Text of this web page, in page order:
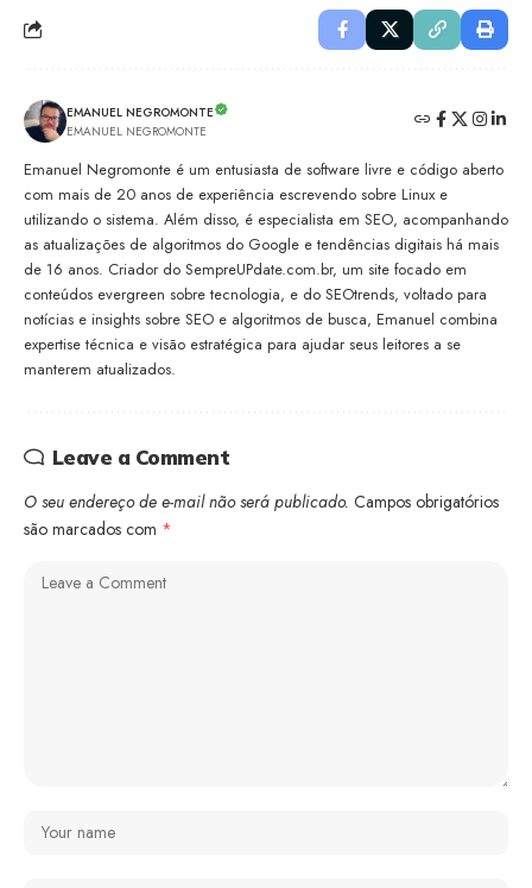
EMANUEL NEGROMONTE
EMANUEL NEGROMONTE
Emanuel Negromonte é um entusiasta de software livre e código aberto
com mais de 20 anos de experiência escrevendo sobre Linux e
utilizando o sistema. Além disso, é especialista em SEO, acompanhando
as atualizações de algoritmos do Google e tendências digitais há mais
de 16 anos. Criador do SempreUPdate.com.br, um site focado em
conteúdos evergreen sobre tecnologia, e do SEOtrends, voltado para
notícias e insights sobre SEO e algoritmos de busca, Emanuel combina
expertise técnica e visão estratégica para ajudar seus leitores a se
manterem atualizados.
Leave a Comment
O seu endereço de e-mail não será publicado. Campos obrigatórios
são marcados com *